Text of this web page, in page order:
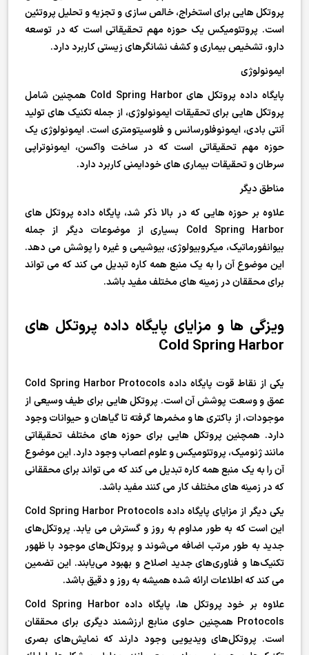
پروتکل هایی برای استخراج، خالص سازی و تجزیه و تحلیل پروتئین
است. پروتئومیکس یک حوزه مهم تحقیقاتی است که در توسعه
دارو، تشخیص بیماری و کشف نشانگرهای زیستی کاربرد دارد.
ایمونولوژی
پایگاه داده پروتکل های Cold Spring Harbor همچنین شامل
پروتکل هایی برای تحقیقات ایمونولوژی، از جمله تکنیک های تولید
آنتی بادی، ایمونوفلورسانس و فلوسیتومتری است. ایمونولوژی یک
حوزه مهم تحقیقاتی است که در ساخت واکسن، ایمونوتراپی
سرطان و تحقیقات بیماری های خودایمنی کاربرد دارد.
مناطق دیگر
علاوه بر حوزه هایی که در بالا ذکر شد، پایگاه داده پروتکل های
Cold Spring Harbor بسیاری از موضوعات دیگر از جمله
بیوانفورماتیک، میکروبیولوژی، بیوشیمی و غیره را پوشش می دهد.
این موضوع آن را به یک منبع همه کاره تبدیل می کند که می تواند
برای محققان در زمینه های مختلف مفید باشد.
ویزگی ها و مزایای پایگاه داده پروتکل های
Cold Spring Harbor
یکی از نقاط قوت پایگاه داده Cold Spring Harbor Protocols
عمق و وسعت پوشش آن است. پروتکل هایی برای طیف وسیعی از
موجودات، از باکتری ها و مخمرها گرفته تا گیاهان و حیوانات وجود
دارد. همچنین پروتکل هایی برای حوزه های مختلف تحقیقاتی
مانند ژنومیک، پروتئومیکس و علوم اعصاب وجود دارد. این موضوع
آن را به یک منبع همه کاره تبدیل می کند که می تواند برای محققانی
که در زمینه های مختلف کار می کنند مفید باشد.
یکی دیگر از مزایای پایگاه داده Cold Spring Harbor Protocols
این است که به طور مداوم به روز و گسترش می یابد. پروتکل‌های
جدید به طور مرتب اضافه می‌شوند و پروتکل‌های موجود با ظهور
تکنیک‌ها و فناوری‌های جدید اصلاح و بهبود می‌یابند. این تضمین
می کند که اطلاعات ارائه شده همیشه به روز و دقیق باشد.
علاوه بر خود پروتکل ها، پایگاه داده Cold Spring Harbor
Protocols همچنین حاوی منابع ارزشمند دیگری برای محققان
است. پروتکل‌های ویدیویی وجود دارند که نمایش‌های بصری